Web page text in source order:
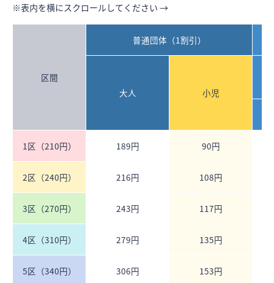
※表内を横にスクロールしてください →
区間
普通団体（1割引）
大人 小児
1区（210円） 189円 90円
2区（240円） 216円 108円
3区（270円） 243円 117円
4区（310円） 279円 135円
5区（340円） 306円 153円